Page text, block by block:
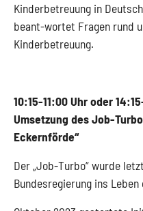
Kinderbetreuung in
beant-wortet Fragen rund
Kinderbetreuung.
10:15-11:00 Uhr oder
Umsetzung des Job-
Eckernförde“
Der „Job-Turbo“ wurde
Bundesregierung ins